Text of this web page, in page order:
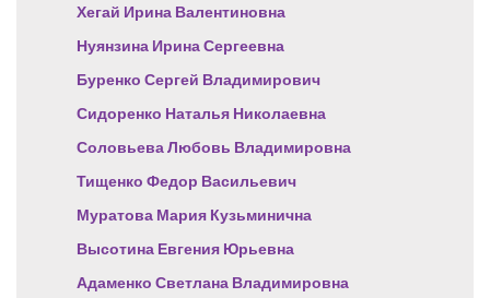
Хегай Ирина Валентиновна
Нуянзина Ирина Сергеевна
Буренко Сергей Владимирович
Сидоренко Наталья Николаевна
Соловьева Любовь Владимировна
Тищенко Федор Васильевич
Муратова Мария Кузьминична
Высотина Евгения Юрьевна
Адаменко Светлана Владимировна